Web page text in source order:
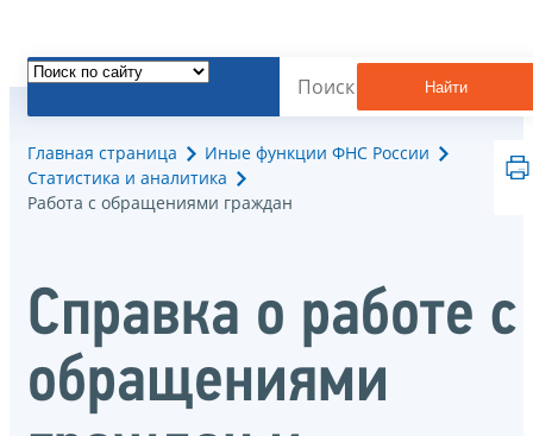
Найти
Главная страница
Иные функции ФНС России
Статистика и аналитика
Работа с обращениями граждан
Справка о работе с
обращениями